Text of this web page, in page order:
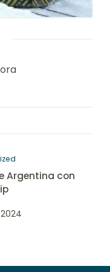
Argentina con